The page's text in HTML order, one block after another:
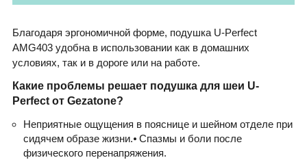
Благодаря эргономичной форме, подушка U-Perfect
AMG403 удобна в использовании как в домашних
условиях, так и в дороге или на работе.
Какие проблемы решает подушка для шеи U-
Perfect от Gezatone?
Неприятные ощущения в пояснице и шейном отделе при
сидячем образе жизни.⦁ Спазмы и боли после
физического перенапряжения.